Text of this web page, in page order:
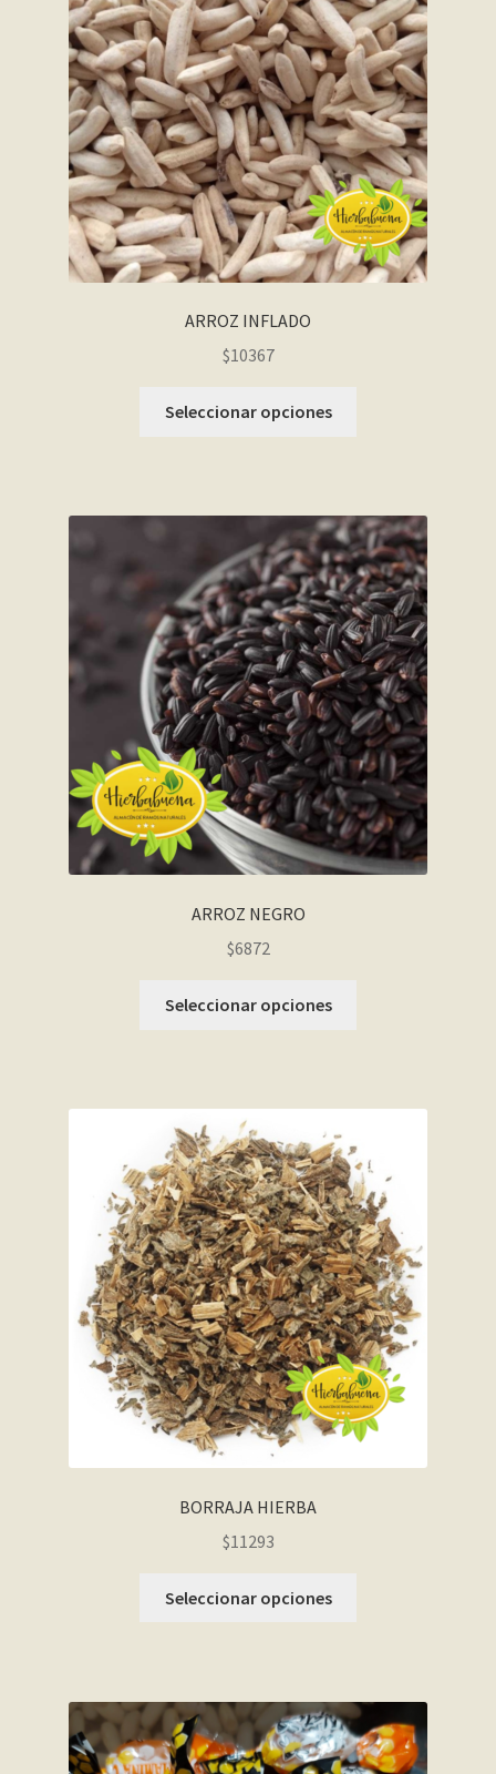
ARROZ INFLADO
$10367
Seleccionar opciones
ARROZ NEGRO
$6872
Seleccionar opciones
BORRAJA HIERBA
$11293
Seleccionar opciones